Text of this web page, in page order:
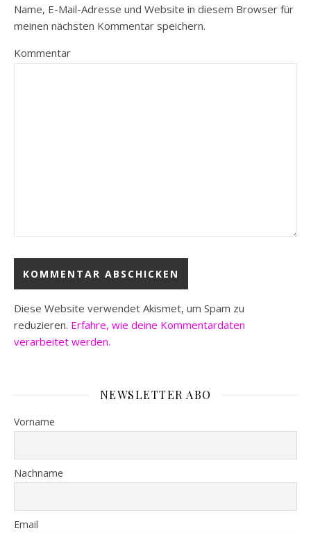
Name, E-Mail-Adresse und Website in diesem Browser für
meinen nächsten Kommentar speichern.
Kommentar
Diese Website verwendet Akismet, um Spam zu
reduzieren. Erfahre, wie deine Kommentardaten
verarbeitet werden.
NEWSLETTER ABO
Vorname
Nachname
Email